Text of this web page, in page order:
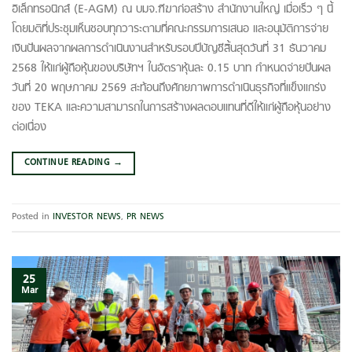
อิเล็กทรอนิกส์ (E-AGM) ณ บมจ.ฑีฆาก่อสร้าง สำนักงานใหญ่ เมื่อเร็ว ๆ นี้
โดยมติที่ประชุมเห็นชอบทุกวาระตามที่คณะกรรมการเสนอ และอนุมัติการจ่าย
เงินปันผลจากผลการดําเนินงานสําหรับรอบปีบัญชีสิ้นสุดวันที่ 31 ธันวาคม
2568 ให้แก่ผู้ถือหุ้นของบริษัทฯ ในอัตราหุ้นละ 0.15 บาท กำหนดจ่ายปันผล
วันที่ 20 พฤษภาคม 2569 สะท้อนถึงศักยภาพการดำเนินธุรกิจที่แข็งแกร่ง
ของ TEKA และความสามารถในการสร้างผลตอบแทนที่ดีให้แก่ผู้ถือหุ้นอย่าง
ต่อเนื่อง
CONTINUE READING →
Posted in INVESTOR NEWS, PR NEWS
25
Mar